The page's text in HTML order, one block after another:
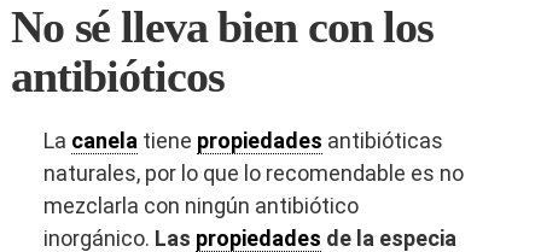
No sé lleva bien con los
antibióticos
La canela tiene propiedades antibióticas
naturales, por lo que lo recomendable es no
mezclarla con ningún antibiótico
inorgánico. Las propiedades de la especia